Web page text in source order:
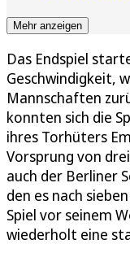
Mehr anzeigen
Das Endspiel
Geschwindigkeit,
Mannschaften
konnten sich die
ihres Torhüters
Vorsprung von
auch der Berliner
den es nach
Spiel vor seinem
wiederholt eine